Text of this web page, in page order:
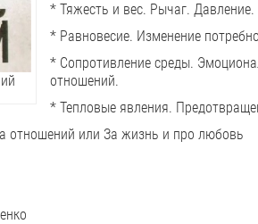
* Тяжесть и вес. Рычаг.
* Равновесие. Изменение
* Сопротивление среды.
отношений.
* Тепловые явления.
отношений или За жизнь и про любовь